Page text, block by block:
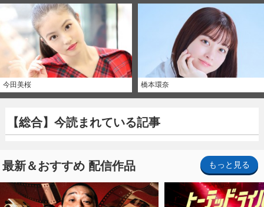
今田美桜 橋本環奈
【総合】今読まれている記事
最新＆おすすめ 配信作品 もっと見る